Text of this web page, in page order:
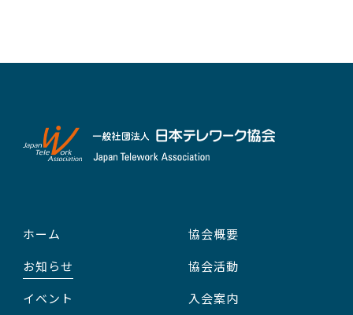
ホーム
お知らせ
イベント
協会概要
協会活動
入会案内